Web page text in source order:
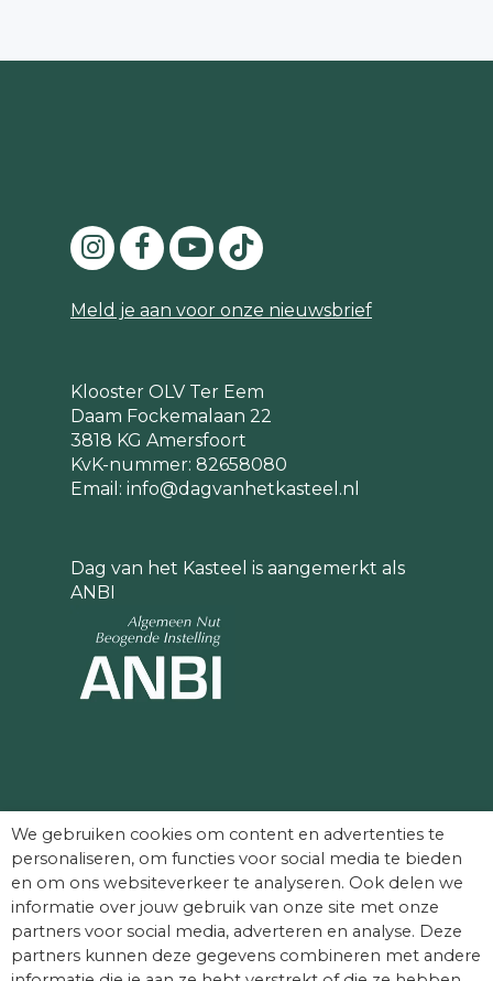
Meld je aan voor onze nieuwsbrief
Klooster OLV Ter Eem
Daam Fockemalaan 22
3818 KG Amersfoort
KvK-nummer: 82658080
Email: info@dagvanhetkasteel.nl
Dag van het Kasteel is aangemerkt als
ANBI
mogelijk maken:
We gebruiken cookies om content en advertenties te
personaliseren, om functies voor social media te bieden
en om ons websiteverkeer te analyseren. Ook delen we
informatie over jouw gebruik van onze site met onze
partners voor social media, adverteren en analyse. Deze
partners kunnen deze gegevens combineren met andere